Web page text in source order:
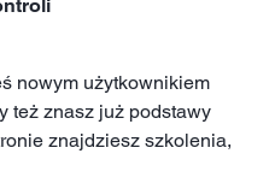
nowym użytkownikiem
też znasz już podstawy
znajdziesz szkolenia,